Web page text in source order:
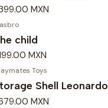
MXN
child
MXN
Toys
Shell Leonardo
MXN